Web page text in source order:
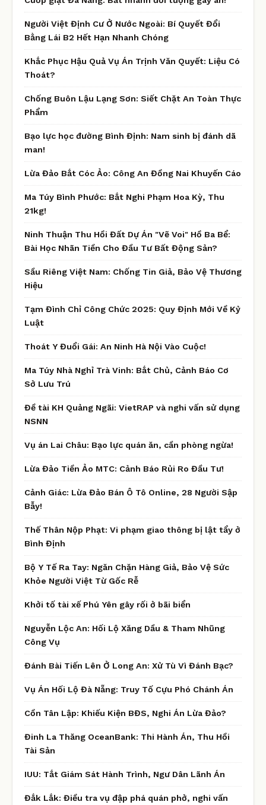
Người Việt Định Cư Ở Nước Ngoài: Bí Quyết Đổi
Bằng Lái B2 Hết Hạn Nhanh Chóng
Khắc Phục Hậu Quả Vụ Án Trịnh Văn Quyết: Liệu Có
Thoát?
Chống Buôn Lậu Lạng Sơn: Siết Chặt An Toàn Thực
Phẩm
Bạo lực học đường Bình Định: Nam sinh bị đánh dã
man!
Lừa Đảo Bắt Cóc Ảo: Công An Đồng Nai Khuyến Cáo
Ma Túy Bình Phước: Bắt Nghi Phạm Hoa Kỳ, Thu
21kg!
Ninh Thuận Thu Hồi Đất Dự Án "Vẽ Voi" Hồ Ba Bể:
Bài Học Nhãn Tiền Cho Đầu Tư Bất Động Sản?
Sầu Riêng Việt Nam: Chống Tin Giả, Bảo Vệ Thương
Hiệu
Tạm Đình Chỉ Công Chức 2025: Quy Định Mới Về Kỷ
Luật
Thoát Y Đuổi Gái: An Ninh Hà Nội Vào Cuộc!
Ma Túy Nhà Nghỉ Trà Vinh: Bắt Chủ, Cảnh Báo Cơ
Sở Lưu Trú
Đề tài KH Quảng Ngãi: VietRAP và nghi vấn sử dụng
NSNN
Vụ án Lai Châu: Bạo lực quán ăn, cần phòng ngừa!
Lừa Đảo Tiền Ảo MTC: Cảnh Báo Rủi Ro Đầu Tư!
Cảnh Giác: Lừa Đảo Bán Ô Tô Online, 28 Người Sập
Bẫy!
Thế Thân Nộp Phạt: Vi phạm giao thông bị lật tẩy ở
Bình Định
Bộ Y Tế Ra Tay: Ngăn Chặn Hàng Giả, Bảo Vệ Sức
Khỏe Người Việt Từ Gốc Rễ
Khởi tố tài xế Phú Yên gây rối ở bãi biển
Nguyễn Lộc An: Hối Lộ Xăng Dầu & Tham Nhũng
Công Vụ
Đánh Bài Tiến Lên Ở Long An: Xử Tù Vì Đánh Bạc?
Vụ Án Hối Lộ Đà Nẵng: Truy Tố Cựu Phó Chánh Án
Cồn Tân Lập: Khiếu Kiện BĐS, Nghi Án Lừa Đảo?
Đinh La Thăng OceanBank: Thi Hành Án, Thu Hồi
Tài Sản
IUU: Tắt Giám Sát Hành Trình, Ngư Dân Lãnh Án
Đắk Lắk: Điều tra vụ đập phá quán phở, nghi vấn